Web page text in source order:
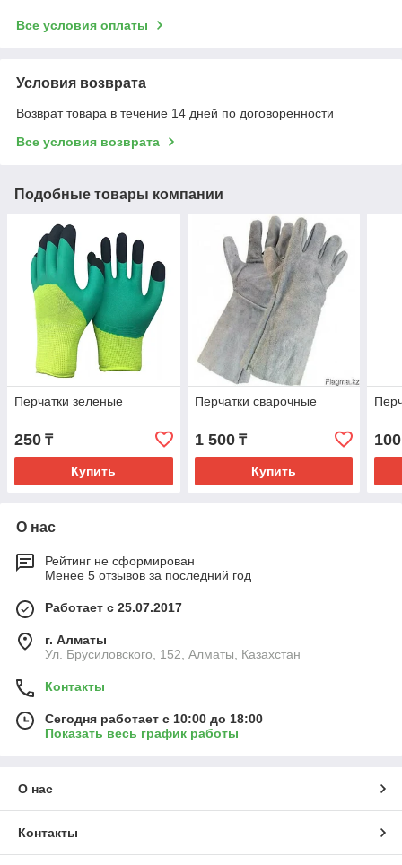
Все условия оплаты
Условия возврата
Возврат товара в течение 14 дней по договоренности
Все условия возврата
Подобные товары компании
Перчатки зеленые
250 ₸
Купить
Перчатки сварочные
1 500₸
Купить
100
О нас
Рейтинг не сформирован
Менее 5 отзывов за последний год
Работает с 25.07.2017
г. Алматы
Ул. Брусиловского, 152, Алматы, Казахстан
Контакты
Сегодня работает с 10:00 до 18:00
Показать весь график работы
О нас
Контакты